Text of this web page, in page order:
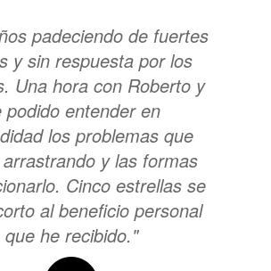
padeciendo de fuertes
y sin respuesta por los
Una hora con Roberto y
podido entender en
los problemas que
y las formas
Cinco estrellas se
al beneficio personal
que he recibido."